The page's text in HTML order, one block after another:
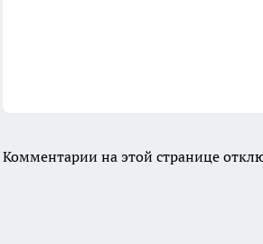
Комментарии на этой странице